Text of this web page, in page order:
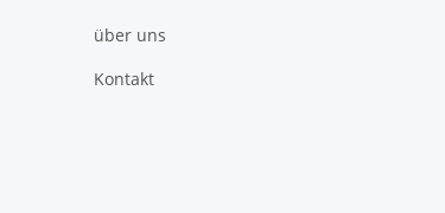
über uns
Kontakt